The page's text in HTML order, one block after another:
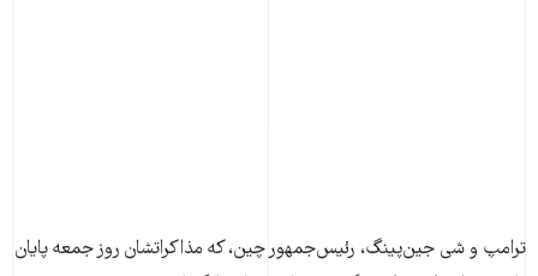
ترامپ و شی جین‌پینگ، رئیس‌جمهور چین، که مذاکراتشان روز جمعه پایان